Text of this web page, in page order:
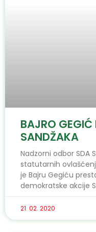
BAJRO GEGIĆ
SANDŽAKA
Nadzorni odbor SDA
statutarnih
je Bajru Gegiću
demokratske akcije
21. 02. 2020